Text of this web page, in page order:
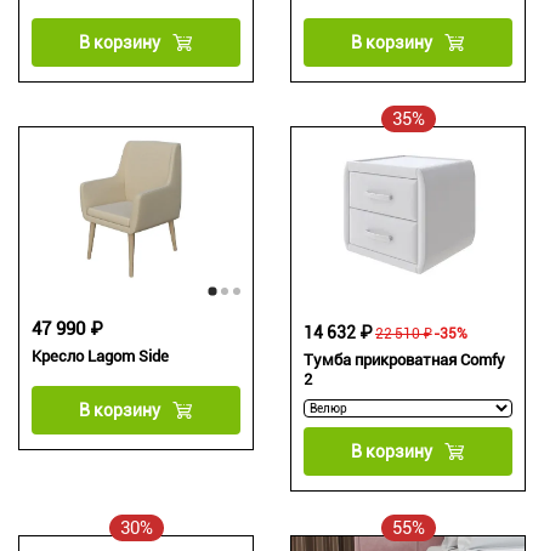
В корзину В корзину
Кресло Lagom Side
47 990 ₽
В корзину
35%
Тумба прикроватная Comfy
2
22 510 ₽
14 632 ₽ -35%
В корзину
30% 55%